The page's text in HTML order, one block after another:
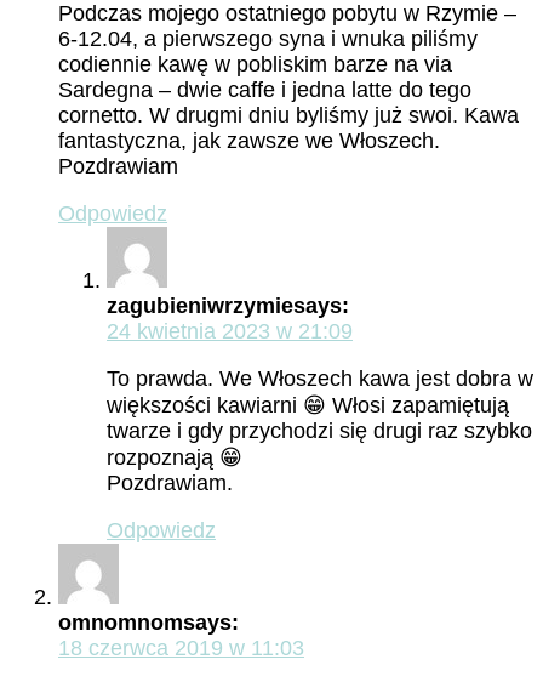
Podczas mojego ostatniego pobytu w Rzymie –
6-12.04, a pierwszego syna i wnuka piliśmy
codiennie kawę w pobliskim barze na via
Sardegna – dwie caffe i jedna latte do tego
cornetto. W drugmi dniu byliśmy już swoi. Kawa
fantastyczna, jak zawsze we Włoszech.
Pozdrawiam
Odpowiedz
zagubieniwrzymiesays:
24 kwietnia 2023 w 21:09
To prawda. We Włoszech kawa jest dobra w
większości kawiarni 😁 Włosi zapamiętują
twarze i gdy przychodzi się drugi raz szybko
rozpoznają 😁
Pozdrawiam.
Odpowiedz
omnomnomsays:
18 czerwca 2019 w 11:03